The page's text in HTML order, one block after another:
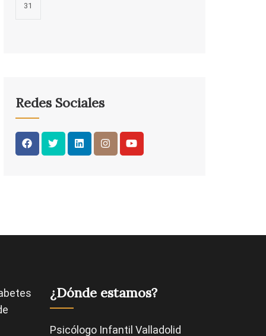
31
Redes Sociales
¿Dónde estamos?
Psicólogo Infantil Valladolid